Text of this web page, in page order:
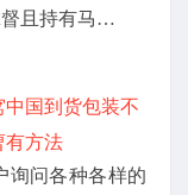
督且持有马…
国到货包装不
有方法
询问各种各样的